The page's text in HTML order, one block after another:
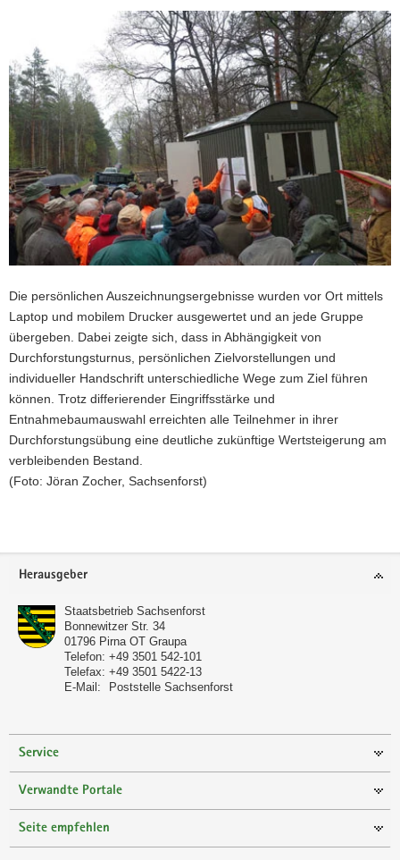
Die persönlichen Auszeichnungsergebnisse wurden vor Ort mittels
Laptop und mobilem Drucker ausgewertet und an jede Gruppe
übergeben. Dabei zeigte sich, dass in Abhängigkeit von
Durchforstungsturnus, persönlichen Zielvorstellungen und
individueller Handschrift unterschiedliche Wege zum Ziel führen
können. Trotz differierender Eingriffsstärke und
Entnahmebaumauswahl erreichten alle Teilnehmer in ihrer
Durchforstungsübung eine deutliche zukünftige Wertsteigerung am
verbleibenden Bestand.
(Foto: Jöran Zocher, Sachsenforst)
Footer-
Herausgeber
Staatsbetrieb Sachsenforst
Bonnewitzer Str. 34
01796 Pirna OT Graupa
Telefon: +49 3501 542-101
Telefax: +49 3501 5422-13
E-Mail:
Poststelle Sachsenforst
Service
Verwandte Portale
Seite empfehlen